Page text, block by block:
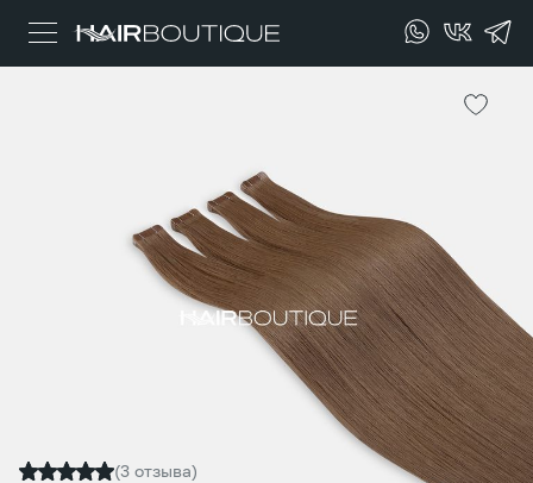
(3 отзыва)